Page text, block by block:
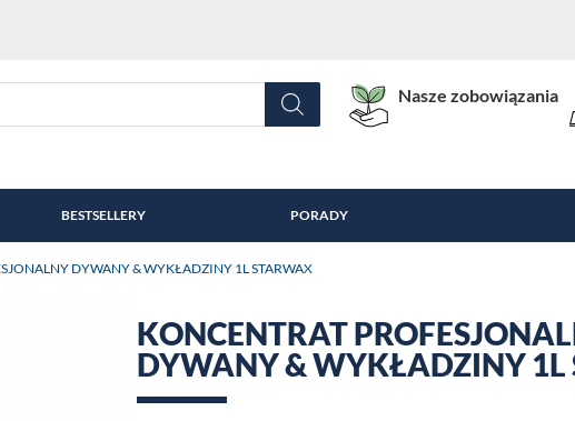
Nasze zobowiązania
BESTSELLERY PORADY
DYWANY & WYKŁADZINY 1L STARWAX
KONCENTRAT
DYWANY & WYKŁADZINY 1L